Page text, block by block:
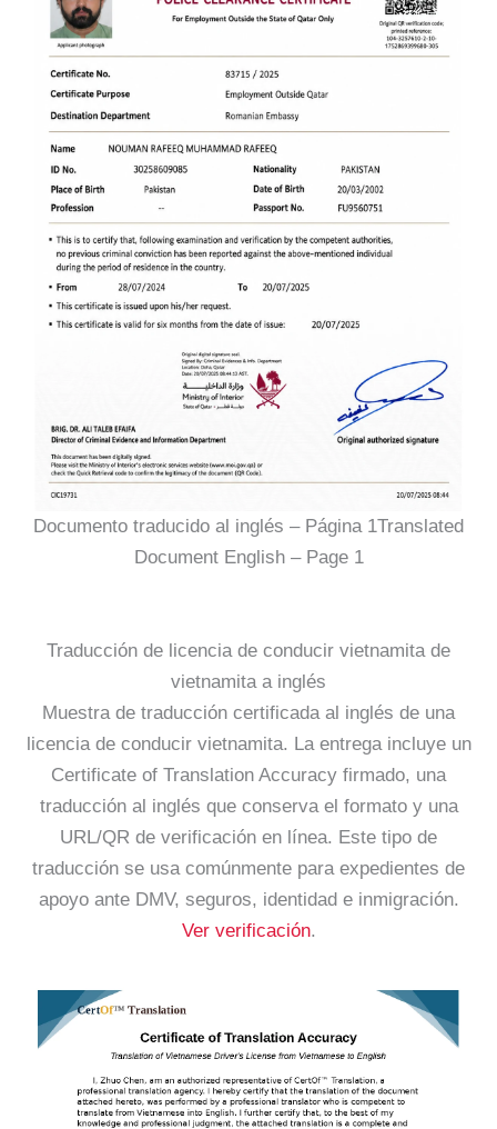
Documento traducido al inglés – Página 1Translated
Document English – Page 1
Traducción de licencia de conducir vietnamita de
vietnamita a inglés
Muestra de traducción certificada al inglés de una
licencia de conducir vietnamita. La entrega incluye un
Certificate of Translation Accuracy firmado, una
traducción al inglés que conserva el formato y una
URL/QR de verificación en línea. Este tipo de
traducción se usa comúnmente para expedientes de
apoyo ante DMV, seguros, identidad e inmigración.
Ver verificación.